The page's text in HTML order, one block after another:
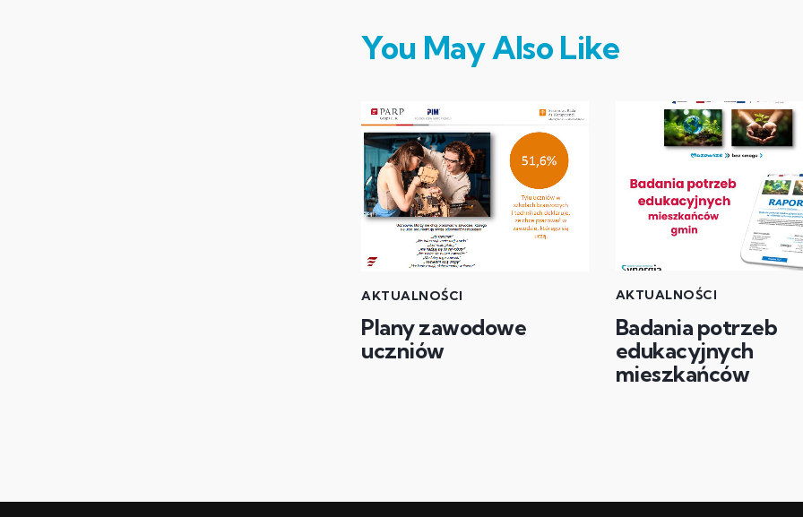
You May Also Like
AKTUALNOŚCI
Plany zawodowe
uczniów
AKTUALNOŚCI
Badania potrzeb
edukacyjnych
mieszkańców